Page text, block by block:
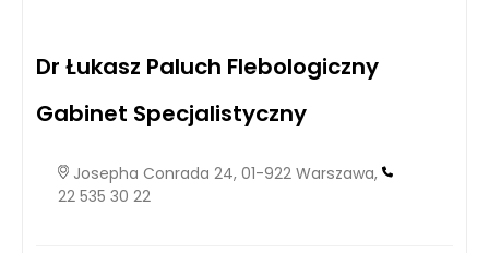
Dr Łukasz Paluch Flebologiczny
Gabinet Specjalistyczny
Josepha Conrada 24, 01-922 Warszawa,
22 535 30 22